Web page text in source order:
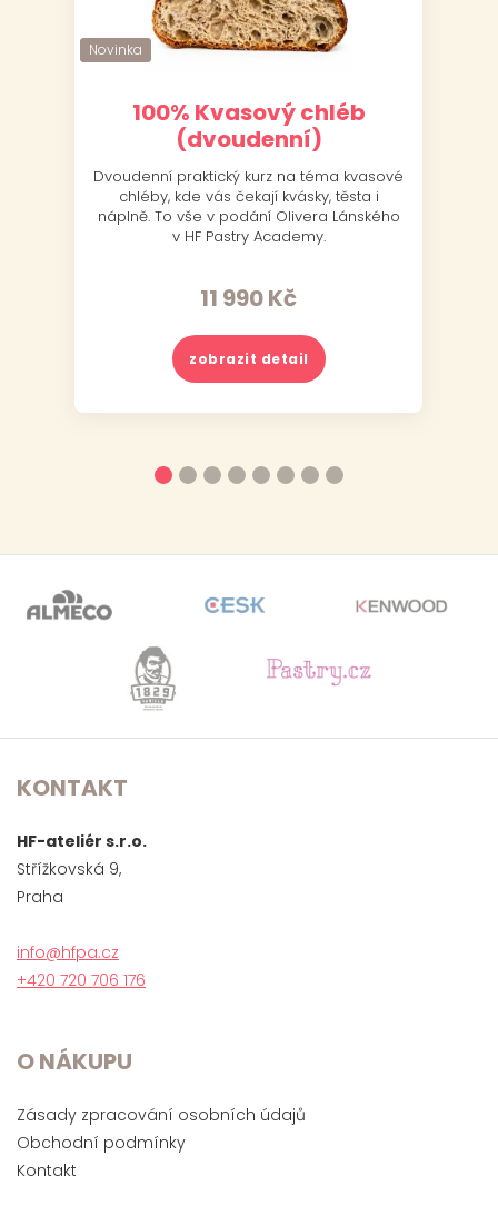
Novinka
Novinka
100% Kvasový chléb
(dvoudenní)
Dvoudenní praktický kurz na téma kvasové
chléby, kde vás čekají kvásky, těsta i
náplně. To vše v podání Olivera Lánského
v HF Pastry Academy.
11 990Kč
zobrazit detail
KONTAKT
HF-ateliér s.r.o.
Střížkovská 9,
Praha
info@hfpa.cz
+420 720 706 176
O NÁKUPU
Zásady zpracování osobních údajů
Obchodní podmínky
Kontakt